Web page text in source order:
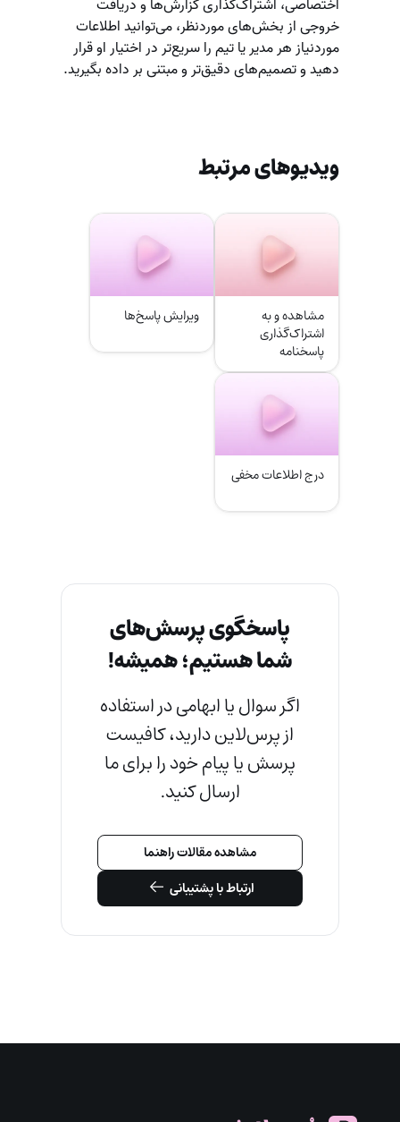
اختصاصی، اشتراک‌گذاری گزارش‌ها و دریافت
خروجی از بخش‌های موردنظر، می‌توانید اطلاعات
موردنیاز هر مدیر یا تیم را سریع‌تر در اختیار او قرار
دهید و تصمیم‌های دقیق‌تر و مبتنی بر داده بگیرید.
ویدیوهای مرتبط
مشاهده و به
اشتراک‌‌‌گذاری
پاسخنامه
ویرایش پاسخ‌ها
درج اطلاعات مخفی
پاسخگوی پرسش‌های
شما هستیم؛ همیشه!
اگر سوال یا ابهامی در استفاده
از پرس‌لاین دارید، کافیست
پرسش یا پیام خود را برای ما
ارسال کنید.
ارتباط با پشتیبانی
مشاهده مقالات راهنما